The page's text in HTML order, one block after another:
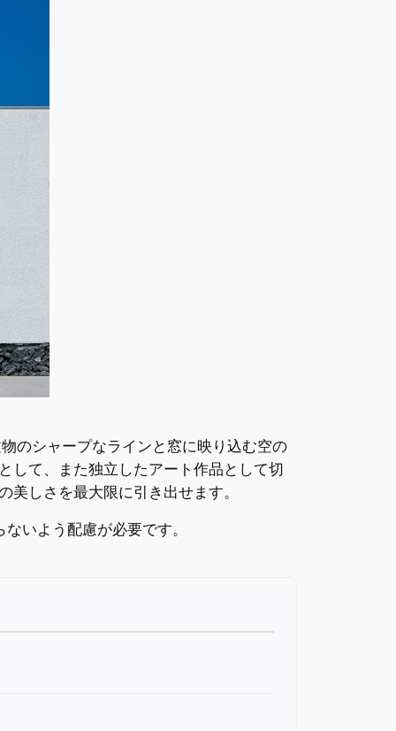
のシャープなラインと窓に映り込む空の
して、また独立したアート作品として切
しさを最大限に引き出せます。
いよう配慮が必要です。